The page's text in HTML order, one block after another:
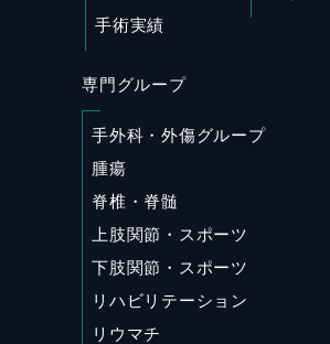
手術実績
専門グループ
手外科・外傷グループ
腫瘍
脊椎・脊髄
上肢関節・スポーツ
下肢関節・スポーツ
リハビリテーション
リウマチ